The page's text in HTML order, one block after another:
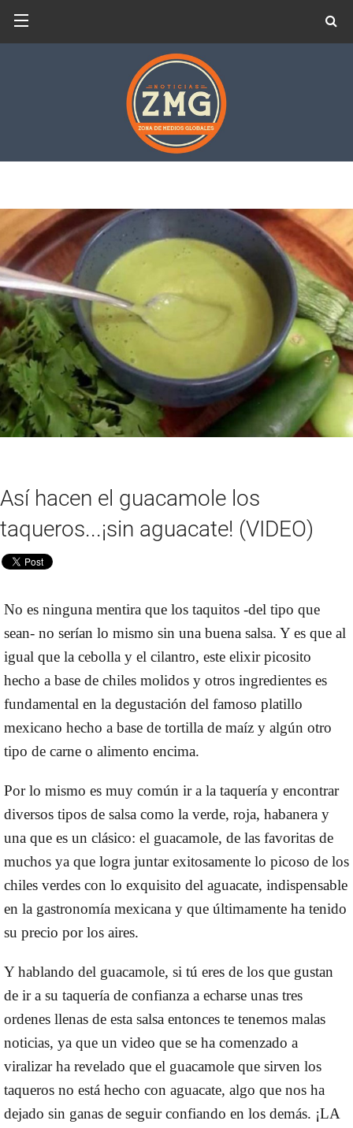
Así hacen el guacamole los
taqueros...¡sin aguacate! (VIDEO)
No es ninguna mentira que los taquitos -del tipo que
sean- no serían lo mismo sin una buena salsa. Y es que al
igual que la cebolla y el cilantro, este elixir picosito
hecho a base de chiles molidos y otros ingredientes es
fundamental en la degustación del famoso platillo
mexicano hecho a base de tortilla de maíz y algún otro
tipo de carne o alimento encima.
Por lo mismo es muy común ir a la taquería y encontrar
diversos tipos de salsa como la verde, roja, habanera y
una que es un clásico: el guacamole, de las favoritas de
muchos ya que logra juntar exitosamente lo picoso de los
chiles verdes con lo exquisito del aguacate, indispensable
en la gastronomía mexicana y que últimamente ha tenido
su precio por los aires.
Y hablando del guacamole, si tú eres de los que gustan
de ir a su taquería de confianza a echarse unas tres
ordenes llenas de esta salsa entonces te tenemos malas
noticias, ya que un video que se ha comenzado a
viralizar ha revelado que el guacamole que sirven los
taqueros no está hecho con aguacate, algo que nos ha
dejado sin ganas de seguir confiando en los demás. ¡LA